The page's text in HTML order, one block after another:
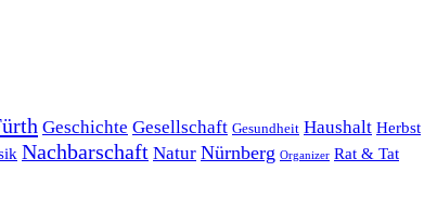
Geschichte Gesellschaft Gesundheit Haushalt Herbst
Nachbarschaft Natur Nürnberg Organizer Rat & Tat